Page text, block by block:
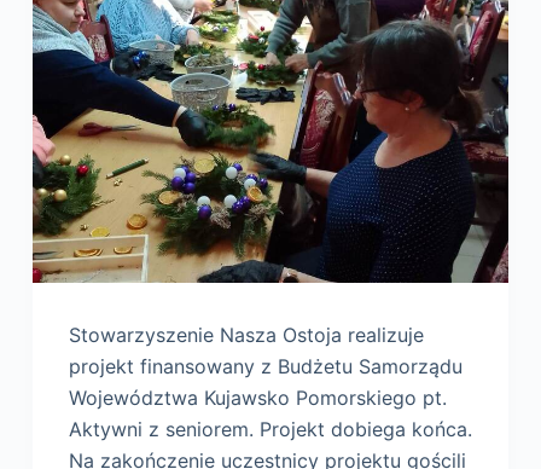
Stowarzyszenie Nasza Ostoja realizuje
projekt finansowany z Budżetu Samorządu
Województwa Kujawsko Pomorskiego pt.
Aktywni z seniorem. Projekt dobiega końca.
Na zakończenie uczestnicy projektu gościli